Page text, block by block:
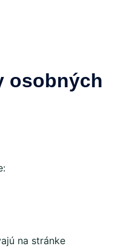
osobných
na stránke